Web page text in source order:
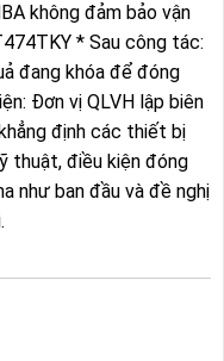
không đảm bảo vận
* Sau công tác:
đang khóa để đóng
Đơn vị QLVH lập biên
định các thiết bị
thuật, điều kiện đóng
như ban đầu và đề nghị